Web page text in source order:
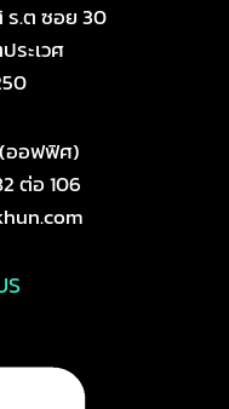
ร.ต ซอย 30
ระเวศ
ออฟฟิศ)
ต่อ 106